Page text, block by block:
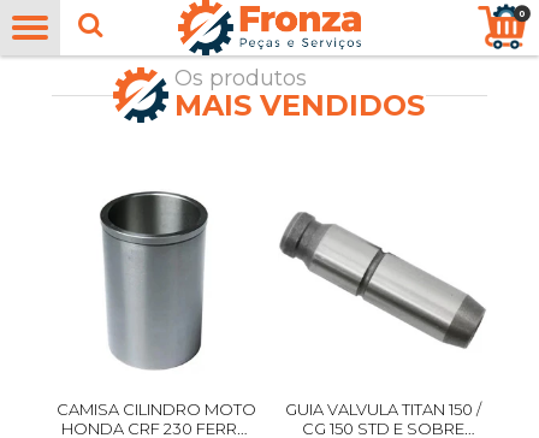
0
Os produtos
MAIS VENDIDOS
CAMISA CILINDRO MOTO
HONDA CRF 230 FERRO
GUIA VALVULA TITAN 150 /
CG 150 STD E SOBRE